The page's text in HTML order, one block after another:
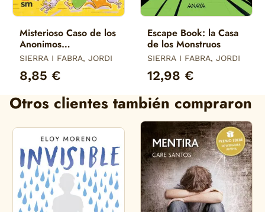
Misterioso Caso de los
Anonimos
Espeluznantes, el
SIERRA I FABRA, JORDI
8,85 €
Escape Book: la Casa
de los Monstruos
SIERRA I FABRA, JORDI
12,98 €
Otros clientes también compraron